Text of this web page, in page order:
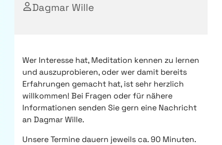
Dagmar Wille
Wer Interesse hat, Meditation kennen zu lernen
und auszuprobieren, oder wer damit bereits
Erfahrungen gemacht hat, ist sehr herzlich
willkommen! Bei Fragen oder für nähere
Informationen senden Sie gern eine Nachricht
an Dagmar Wille.
Unsere Termine dauern jeweils ca. 90 Minuten.